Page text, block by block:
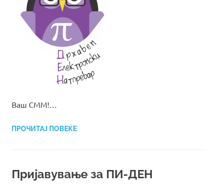
Ваш СММ!…
ПРОЧИТАЈ ПОВЕЌЕ
Пријавување за ПИ-ДЕН